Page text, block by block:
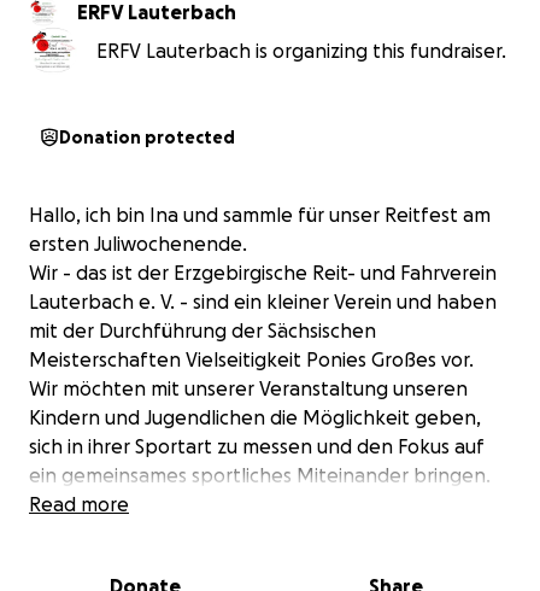
ERFV Lauterbach
ERFV Lauterbach is organizing this fundraiser.
Donation protected
Hallo, ich bin Ina und sammle für unser Reitfest am
ersten Juliwochenende.
Wir - das ist der Erzgebirgische Reit- und Fahrverein
Lauterbach e. V. - sind ein kleiner Verein und haben
mit der Durchführung der Sächsischen
Meisterschaften Vielseitigkeit Ponies Großes vor.
Wir möchten mit unserer Veranstaltung unseren
Kindern und Jugendlichen die Möglichkeit geben,
sich in ihrer Sportart zu messen und den Fokus auf
ein gemeinsames sportliches Miteinander bringen.
Außerdem möchten wir um den Sport herum ein Fest
Read more
Donate Share